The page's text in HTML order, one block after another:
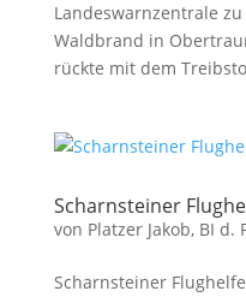
Landeswarnzentrale
Waldbrand in
rückte mit dem
Scharnsteiner
von Platzer Jakob, BI d.
Scharnsteiner